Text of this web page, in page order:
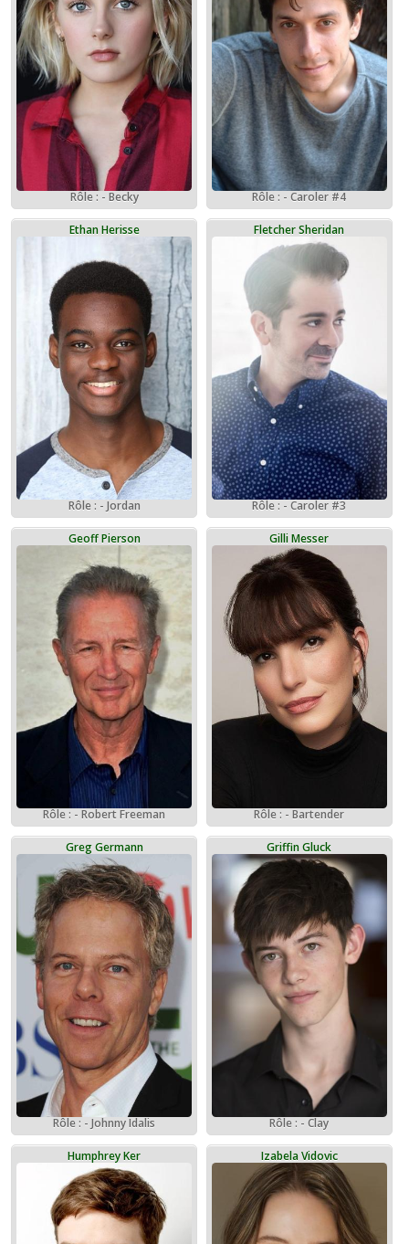
Rôle : - Becky Rôle : - Caroler #4
Ethan Herisse
Rôle : - Jordan
Fletcher Sheridan
Rôle : - Caroler #3
Geoff Pierson
Rôle : - Robert Freeman
Gilli Messer
Rôle : - Bartender
Greg Germann
Rôle : - Johnny Idalis
Griffin Gluck
Rôle : - Clay
Humphrey Ker Izabela Vidovic